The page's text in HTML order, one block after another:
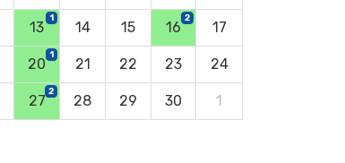
13
1
14 15 16
2
17
20
1
21 22 23 24
27
2
28 29 30 1